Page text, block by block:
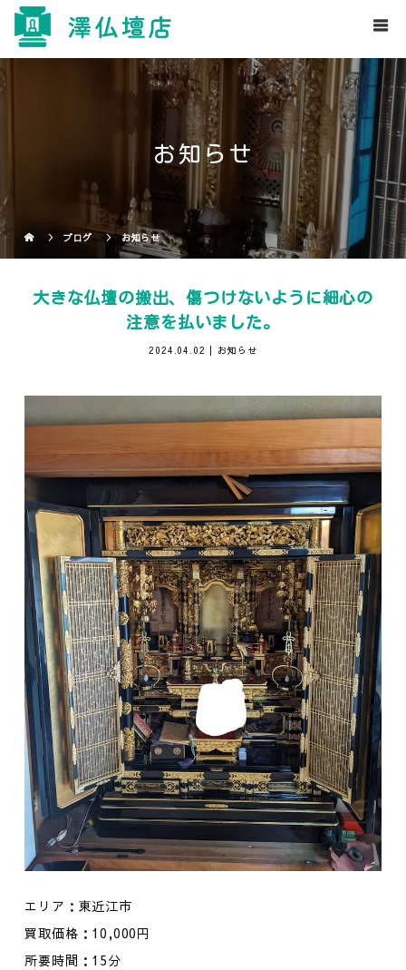
お知らせ
ブログ お知らせ
大きな仏壇の搬出、傷つけないように細心の
注意を払いました。
2024.04.02 お知らせ
エリア：東近江市
買取価格：10,000円
所要時間：15分